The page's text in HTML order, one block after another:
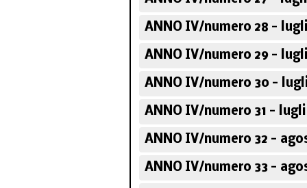
ANNO IV/numero 28 -
ANNO IV/numero 29 -
ANNO IV/numero 30 -
ANNO IV/numero 31 -
ANNO IV/numero 32 -
ANNO IV/numero 33 -